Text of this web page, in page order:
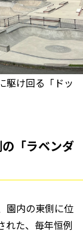
駆け回る「ドッ
「ラベンダ
園内の東側に位
れた、毎年恒例